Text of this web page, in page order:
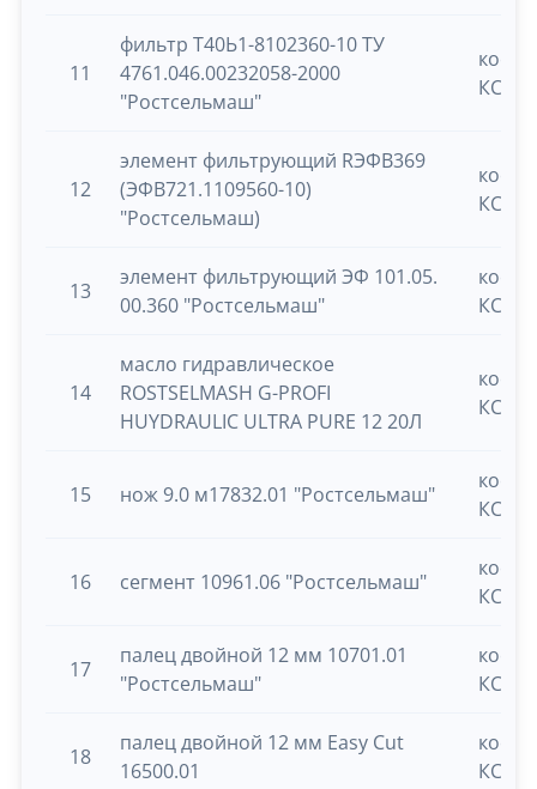
11
фильтр Т40Ь1-8102360-10 ТУ
4761.046.00232058-2000
"Ростсельмаш"
КСУ-
12
элемент фильтрующий RЭФВ369
(ЭФВ721.1109560-10)
"Ростсельмаш)
КСУ-
13
элемент фильтрующий ЭФ 101.05.
00.360 "Ростсельмаш"
КСУ-
14
масло гидравлическое
ROSTSELMASH G-PROFI
HUYDRAULIC ULTRA PURE 12 20Л
КСУ-
15 нож 9.0 м17832.01 "Ростсельмаш"
КСУ-
16 сегмент 10961.06 "Ростсельмаш"
КСУ-
17
палец двойной 12 мм 10701.01
"Ростсельмаш"
КСУ-
18
палец двойной 12 мм Easy Cut
16500.01
КСУ-